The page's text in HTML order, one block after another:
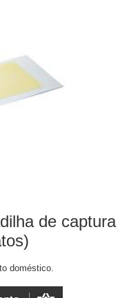
de captura
doméstico.